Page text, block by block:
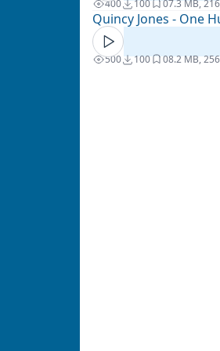
400 100 07.3 MB,
Quincy Jones - One
500 100 08.2 MB,